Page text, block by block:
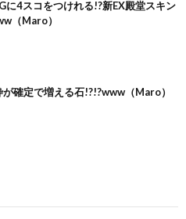
に4スコをつけれる!?新EX殿堂スキン
（Maro）
が確定で増える石!?!?www（Maro）